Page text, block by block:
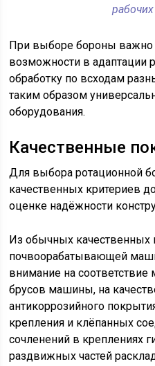
При выборе бороны важно
возможности в адаптации
обработку по всходам
таким образом
оборудования.
Качественные
Для выбора ротационной
качественных критериев
оценке надёжности
Из обычных
почвоорабатывающей
внимание на
брусов машины, на
антикоррозийного
крепления и клёпанных
сочленений в креплениях
раздвижных частей